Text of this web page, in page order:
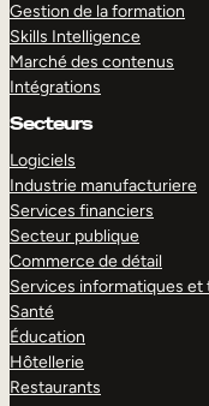
Gestion de la formation
Skills Intelligence
Marché des contenus
Intégrations
Secteurs
Logiciels
Industrie manufacturiere
Services financiers
Secteur publique
Commerce de détail
Services informatiques et
Santé
Éducation
Hôtellerie
Restaurants